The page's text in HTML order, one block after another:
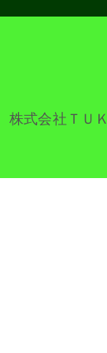
式会社ＴＵＫ